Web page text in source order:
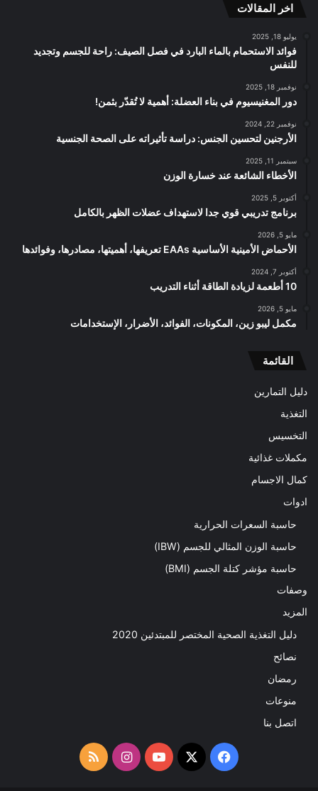
اخر المقالات
يوليو 18, 2025
فوائد الاستحمام بالماء البارد في فصل الصيف: راحة للجسم وتجديد
للنفس
نوفمبر 18, 2025
دور المغنيسيوم في بناء العضلة: أهمية لا تُقدّر بثمن!
نوفمبر 22, 2024
الأرجنين لتحسين الجنس: دراسة تأثيراته على الصحة الجنسية
سبتمبر 11, 2025
الأخطاء الشائعة عند خسارة الوزن
أكتوبر 5, 2025
برنامج تدريبي قوي جدا لاستهداف عضلات الظهر بالكامل
مايو 5, 2026
الأحماض الأمينية الأساسية EAAs تعريفها، أهميتها، مصادرها، وفوائدها
أكتوبر 7, 2024
10 أطعمة لزيادة الطاقة أثناء التدريب
مايو 5, 2026
مكمل ليبو زين، المكونات، الفوائد، الأضرار، الإستخدامات
القائمة
دليل التمارين
التغذية
التخسيس
مكملات غذائية
كمال الاجسام
ادوات
حاسبة السعرات الحرارية
حاسبة الوزن المثالي للجسم (IBW)
حاسبة مؤشر كتلة الجسم (BMI)
وصفات
المزيد
دليل التغذية الصحية المختصر للمبتدئين 2020​
نصائح
رمضان
منوعات
اتصل بنا
فيسبوك
‫X
‫YouTubeانستقرامملخص